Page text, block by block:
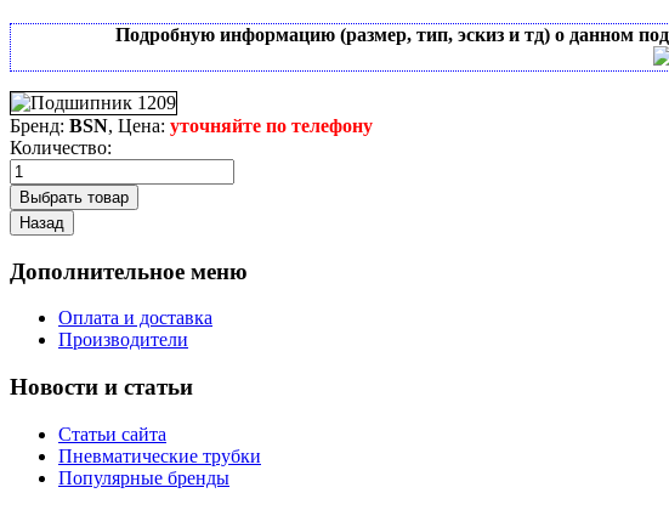
Подробную информацию (размер, тип, эскиз и тд) о данном
Бренд: BSN, Цена: уточняйте по телефону
Количество:
Дополнительное меню
Оплата и доставка
Производители
Новости и статьи
Статьи сайта
Пневматические трубки
Популярные бренды